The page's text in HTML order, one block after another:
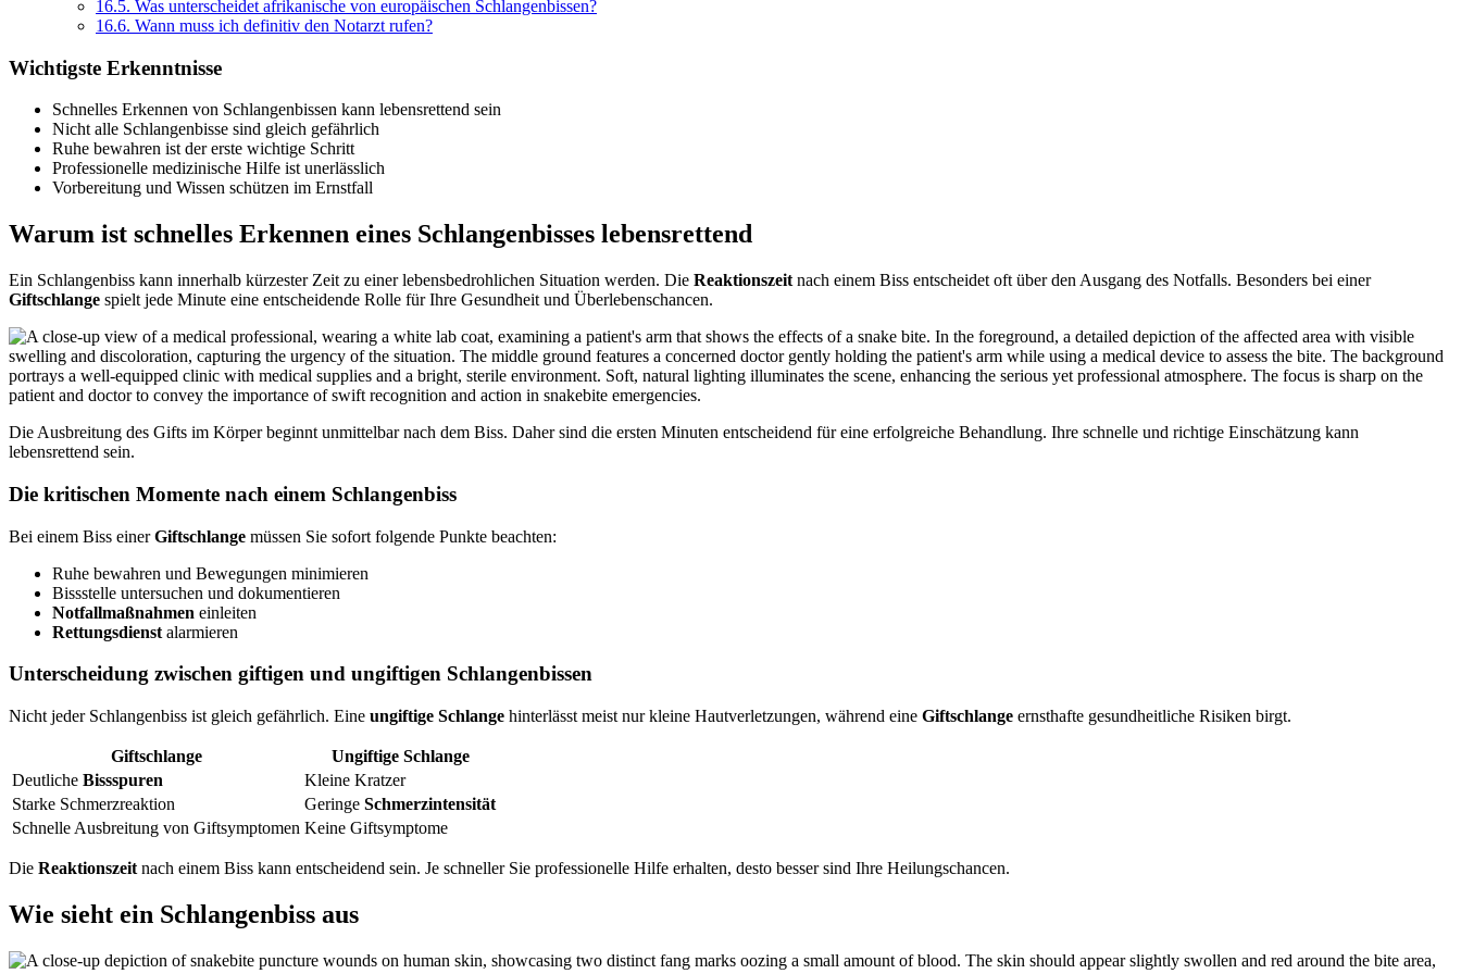
16.5. Was unterscheidet afrikanische von europäischen Schlangenbissen?
16.6. Wann muss ich definitiv den Notarzt rufen?
Wichtigste Erkenntnisse
Schnelles Erkennen von Schlangenbissen kann lebensrettend sein
Nicht alle Schlangenbisse sind gleich gefährlich
Ruhe bewahren ist der erste wichtige Schritt
Professionelle medizinische Hilfe ist unerlässlich
Vorbereitung und Wissen schützen im Ernstfall
Warum ist schnelles Erkennen eines Schlangenbisses lebensrettend
Ein Schlangenbiss kann innerhalb kürzester Zeit zu einer lebensbedrohlichen Situation werden. Die Reaktionszeit nach einem Biss entscheidet oft über den Ausgang des Notfalls. Besonders bei einer
Giftschlange spielt jede Minute eine entscheidende Rolle für Ihre Gesundheit und Überlebenschancen.
Die Ausbreitung des Gifts im Körper beginnt unmittelbar nach dem Biss. Daher sind die ersten Minuten entscheidend für eine erfolgreiche Behandlung. Ihre schnelle und richtige Einschätzung kann
lebensrettend sein.
Die kritischen Momente nach einem Schlangenbiss
Bei einem Biss einerGiftschlange müssen Sie sofort folgende Punkte beachten:
Ruhe bewahren und Bewegungen minimieren
Bissstelle untersuchen und dokumentieren
Notfallmaßnahmen einleiten
Rettungsdienst alarmieren
Unterscheidung zwischen giftigen und ungiftigen Schlangenbissen
Nicht jeder Schlangenbiss ist gleich gefährlich. Eine ungiftige Schlange hinterlässt meist nur kleine Hautverletzungen, während eine Giftschlange ernsthafte gesundheitliche Risiken birgt.
Giftschlange
Ungiftige Schlange
Deutliche Bissspuren
Kleine Kratzer
Starke Schmerzreaktion
Geringe Schmerzintensität
Schnelle Ausbreitung von Giftsymptomen Keine Giftsymptome
Die Reaktionszeit nach einem Biss kann entscheidend sein. Je schneller Sie professionelle Hilfe erhalten, desto besser sind Ihre Heilungschancen.
Wie sieht ein Schlangenbiss aus